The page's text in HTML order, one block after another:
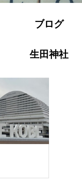
ブログ
生田神社